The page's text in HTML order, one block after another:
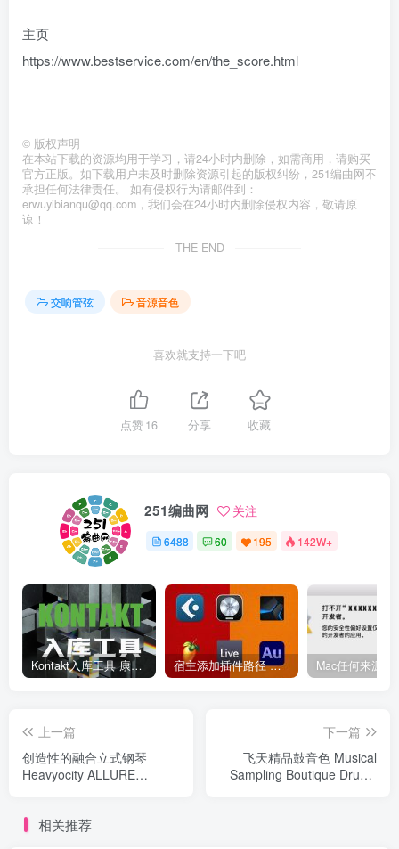
主页
https://www.bestservice.com/en/the_score.html
© 版权声明
在本站下载的资源均用于学习，请24小时内删除，如需商用，请购买
官方正版。如下载用户未及时删除资源引起的版权纠纷，251编曲网不
承担任何法律责任。 如有侵权行为请邮件到：
erwuyibianqu@qq.com，我们会在24小时内删除侵权内容，敬请原
谅！
THE END
交响管弦 音源音色
喜欢就支持一下吧
点赞16 分享 收藏
251编曲网 关注
6488 60 195 142W+
Kontakt入库工具 康泰克入库教程 宿主添加插件路径 插件路径设置 VSTPlugins路径
上一篇
创造性的融合立式钢琴
Heavyocity ALLURE
下一篇
飞天精品鼓音色 Musical
Sampling Boutique Drums
相关推荐